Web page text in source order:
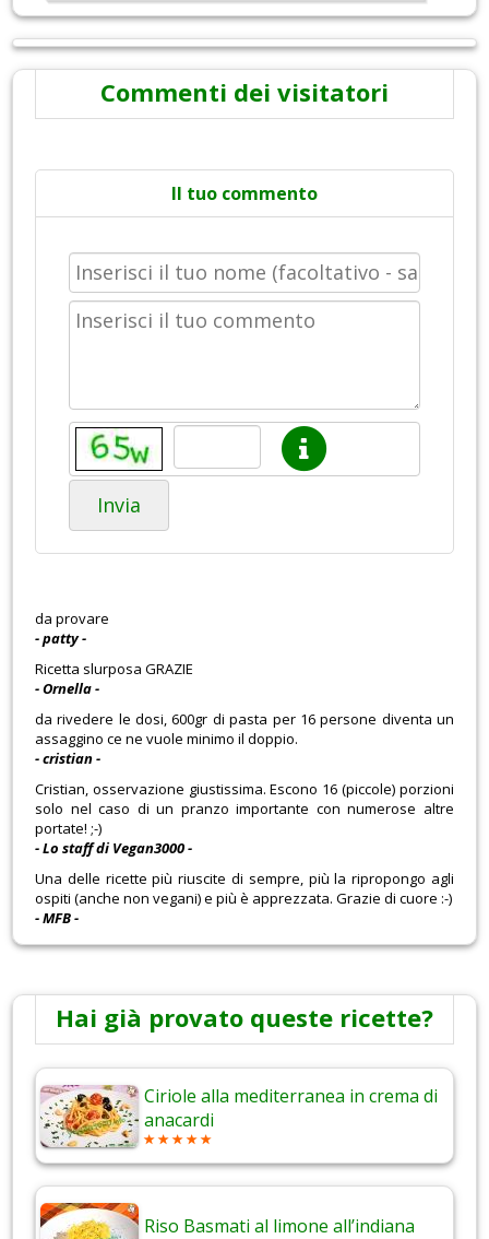
Commenti dei visitatori
Il tuo commento
Invia
da provare
- patty -
Ricetta slurposa GRAZIE
- Ornella -
da rivedere le dosi, 600gr di pasta per 16 persone diventa un
assaggino ce ne vuole minimo il doppio.
- cristian -
Cristian, osservazione giustissima. Escono 16 (piccole) porzioni
solo nel caso di un pranzo importante con numerose altre
portate! ;-)
- Lo staff di Vegan3000 -
Una delle ricette più riuscite di sempre, più la ripropongo agli
ospiti (anche non vegani) e più è apprezzata. Grazie di cuore :-)
- MFB -
Hai già provato queste ricette?
Ciriole alla mediterranea in crema di
anacardi
Riso Basmati al limone all’indiana